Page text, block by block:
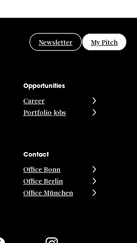
Newsletter My Pitch
Opportunities
Career
Portfolio Jobs
Contact
Office Bonn
Office Berlin
Office München